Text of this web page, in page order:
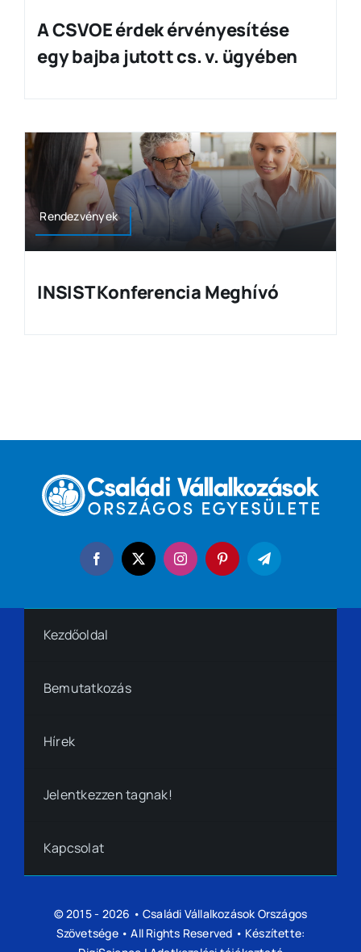
A CSVOE érdek érvényesítése
egy bajba jutott cs. v. ügyében
Rendezvények
INSIST Konferencia Meghívó
Kezdőoldal
Bemutatkozás
Hírek
Jelentkezzen tagnak!
Kapcsolat
© 2015 - 2026 •Családi Vállalkozások Országos
Szövetsége• All Rights Reserved • Készítette: